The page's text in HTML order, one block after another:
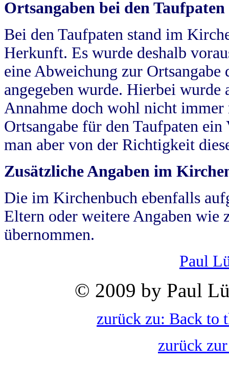
Ortsangaben bei den Taufpaten
Bei den Taufpaten stand im
Herkunft. Es wurde deshalb
eine Abweichung zur
angegeben wurde. Hierbei wurde
Annahme doch wohl nicht
Ortsangabe für den Taufpaten
man aber von der Richtigkeit
Zusätzliche Angaben im
Die im Kirchenbuch ebenfalls
Eltern oder weitere Angaben wie
übernommen.
Paul
© 2009 by Paul
zurück zu: Back to
zurück